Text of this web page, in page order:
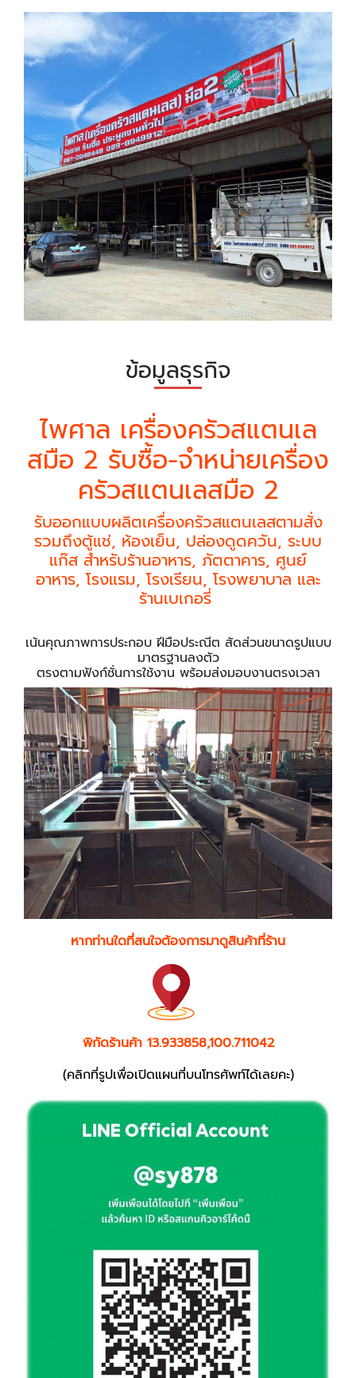
ข้อมูลธุรกิจ
ไพศาล เครื่องครัวสแตนเล
สมือ 2 รับซื้อ-จำหน่ายเครื่อง
ครัวสแตนเลสมือ 2
รับออกแบบผลิตเครื่องครัวสแตนเลสตามสั่ง
รวมถึงตู้แช่, ห้องเย็น, ปล่องดูดควัน, ระบบ
แก๊ส สำหรับร้านอาหาร, ภัตตาคาร, ศูนย์
อาหาร, โรงแรม, โรงเรียน, โรงพยาบาล และ
ร้านเบเกอรี่
เน้นคุณภาพการประกอบ ฝีมือประณีต สัดส่วนขนาดรูปแบบ
มาตรฐานลงตัว
ตรงตามฟังก์ชั่นการใช้งาน พร้อมส่งมอบงานตรงเวลา
หากท่านใดที่สนใจต้องการมาดูสินค้าที่ร้าน
พิกัดร้านค้า 13.933858,100.711042
(คลิกที่รูปเพื่อเปิดแผนที่บนโทรศัพท์ได้เลยคะ)